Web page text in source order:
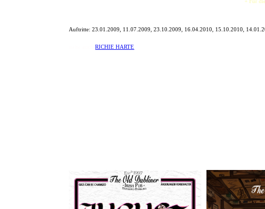
Auftritte:23.01.2009, 11.07.2009, 23.10.2009, 16.04.2010, 15.10.2010,
siehe auchRICHIE HARTE